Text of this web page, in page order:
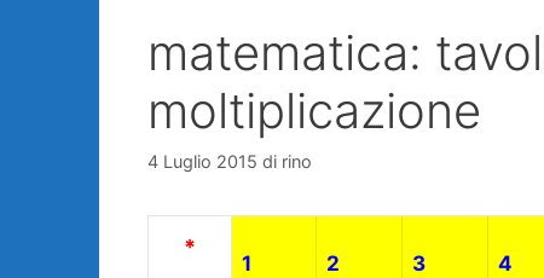
matematica:
moltiplicazione
4 Luglio 2015 di rino
*
1 2 3 4